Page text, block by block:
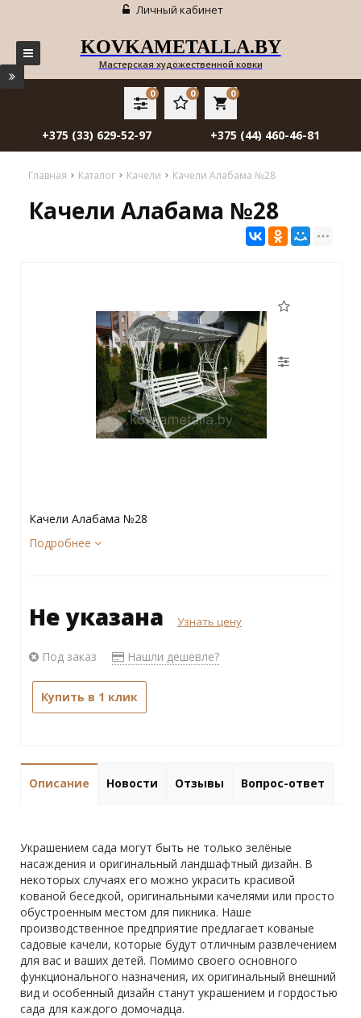
Личный кабинет
KOVKAMETALLA.BY
Мастерская художественной ковки
local_grocery_store
0
0
0
+375 (33) 629-52-97 +375 (44) 460-46-81
Главная Каталог Качели Качели Алабама №28
Качели Алабама №28
Качели Алабама №28
Подробнее
Не указана Узнать цену
Под заказ Нашли дешевле?
Купить в 1 клик
Описание Новости Отзывы Вопрос-ответ
Украшением сада могут быть не только зелёные
насаждения и оригинальный ландшафтный дизайн. В
некоторых случаях его можно украсить красивой
кованой беседкой, оригинальными качелями или просто
обустроенным местом для пикника. Наше
производственное предприятие предлагает кованые
садовые качели, которые будут отличным развлечением
для вас и ваших детей. Помимо своего основного
функционального назначения, их оригинальный внешний
вид и особенный дизайн станут украшением и гордостью
сада для каждого домочадца.